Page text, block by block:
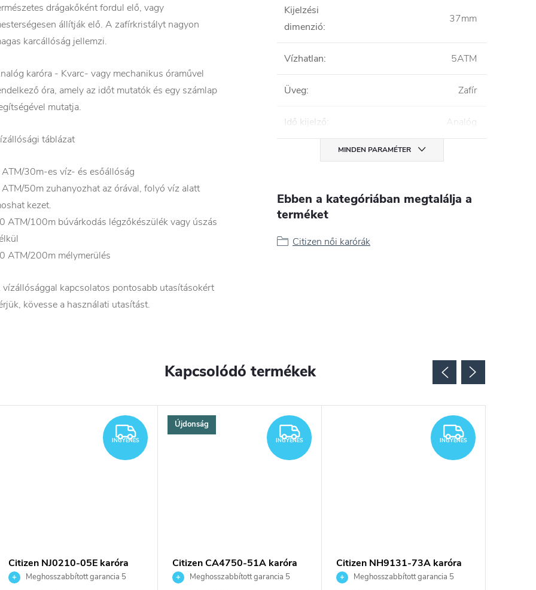
drágakőként fordul elő, vagy
állítják elő. A zafírkristályt nagyon
karcállóság jellemzi.
karóra - Kvarc- vagy mechanikus óraművel
óra, amely az időt mutatók és egy számlap
mutatja.
táblázat
30m-es víz- és esőállóság
50m zuhanyozhat az órával, folyó víz alatt
kezet.
ATM/100m búvárkodás légzőkészülék vagy úszás
ATM/200m mélymerülés
vízállósággal kapcsolatos pontosabb utasításokért
kövesse a használati utasítást.
Kijelzési
dimenzió:
37mm
Vízhatlan: 5ATM
Üveg: Zafír
Idő kijelző: Analóg
MINDEN PARAMÉTER
Ebben a kategóriában megtalálja a
terméket
Citizen női karórák
Kapcsolódó termékek
INGYENES
INGYENES
Citizen NJ0210-05E karóra
Meghosszabbított garancia 5
Újdonság INGYENES
INGYENES
Citizen CA4750-51A karóra
Meghosszabbított garancia 5
INGYENES
INGYENES
Citizen NH9131-73A karóra
Meghosszabbított garancia 5